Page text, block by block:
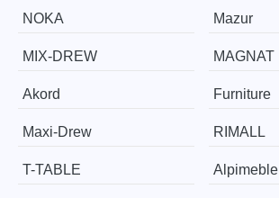
NOKA Mazur
MIX-DREW MAGNAT
Akord Furniture
Maxi-Drew RIMALL
T-TABLE Alpimeble